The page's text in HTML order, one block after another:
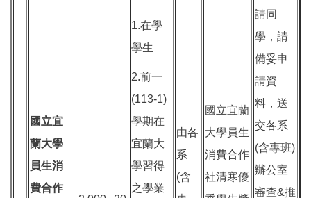
國立宜
蘭大學
員生消
費合作
1.在學
學生
2.前一
(113-1)
學期在
宜蘭大
學習得
之學業
由各
系
(含
國立宜蘭
大學員生
消費合作
社清寒優
請同
學，請
備妥申
請資
料，送
交各系
(含專班)
辦公室
審查&推